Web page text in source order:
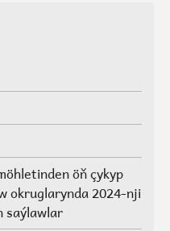
öň çykyp
okruglarynda 2024-nji
saýlawlar